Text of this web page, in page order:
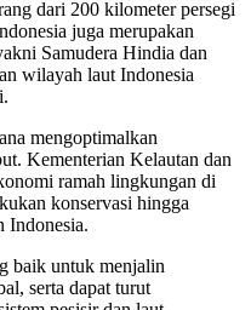
dari 200 kilometer persegi
juga merupakan
Samudera Hindia dan
wilayah laut Indonesia
mengoptimalkan
Kementerian Kelautan dan
ramah lingkungan di
konservasi hingga
Indonesia.
baik untuk menjalin
serta dapat turut